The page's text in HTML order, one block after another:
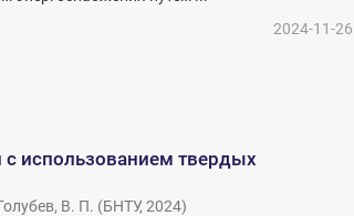
2024-11-26
с использованием твердых
В. П. (БНТУ, 2024)